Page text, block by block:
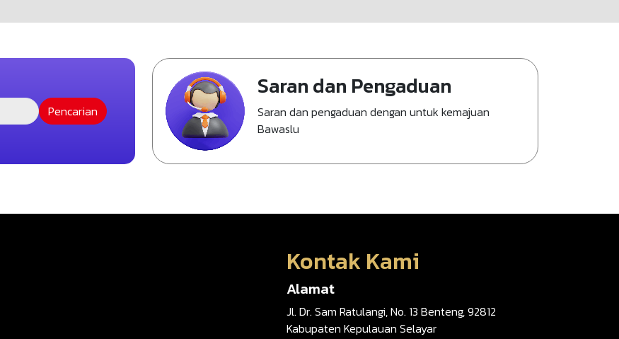
Saran dan Pengaduan
Saran dan pengaduan dengan untuk kemajuan
Bawaslu
Kontak Kami
Alamat
Jl. Dr. Sam Ratulangi, No. 13 Benteng, 92812
Kabupaten Kepulauan Selayar